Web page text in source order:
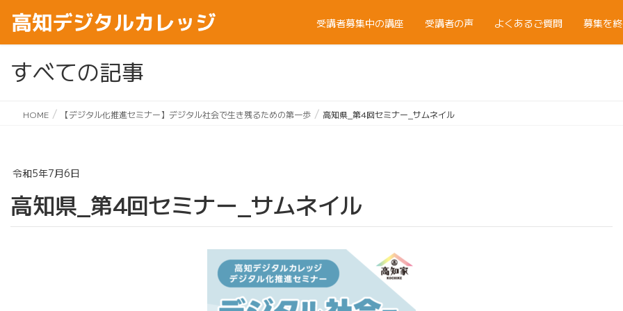
受講者募集中の講座 受講者の声 よくあるご質問 募集を
すべての記事
HOME 【デジタル化推進セミナー】デジタル社会で生き残るための第一歩 高知県_第4回セミナー_サムネイル
令和5年7月6日
高知県_第4回セミナー_サムネイル